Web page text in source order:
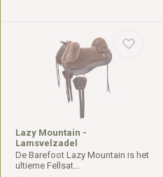
Lazy Mountain -
Lamsvelzadel
De Barefoot Lazy Mountain is het
ultieme Fellsat...